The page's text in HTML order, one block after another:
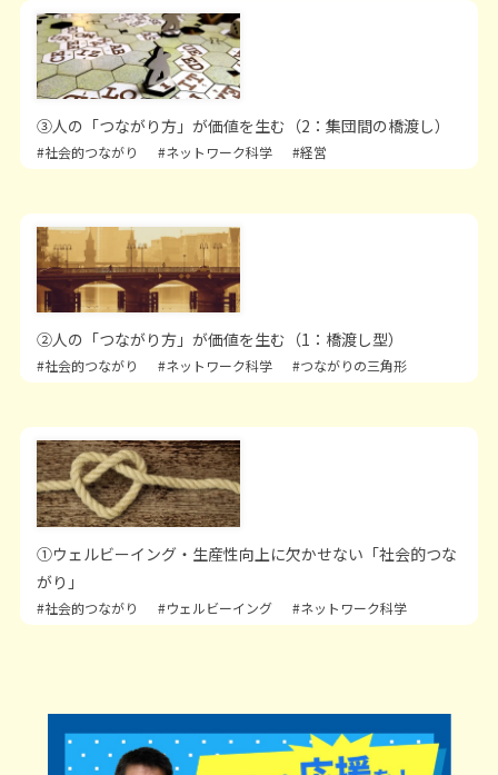
③人の「つながり方」が価値を生む（2：集団間の橋渡し）
#社会的つながり #ネットワーク科学 #経営
②人の「つながり方」が価値を生む（1：橋渡し型）
#社会的つながり #ネットワーク科学 #つながりの三角形
①ウェルビーイング・生産性向上に欠かせない「社会的つな
がり」
#社会的つながり #ウェルビーイング #ネットワーク科学